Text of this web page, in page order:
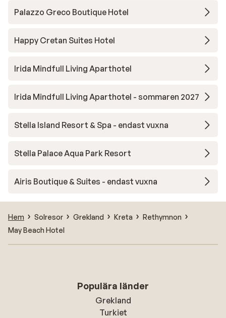
simpelthen være højere. Vi kommer ikke
her, vil jeg klart anbefale at bede om et
væk fra receptionen, så I kan få jeres
Palazzo Greco Boutique Hotel
Happy Cretan Suites Hotel
Irida Mindfull Living Aparthotel
Irida Mindfull Living Aparthotel - sommaren 2027
Stella Island Resort & Spa - endast vuxna
Stella Palace Aqua Park Resort
Airis Boutique & Suites - endast vuxna
Hem Solresor Grekland Kreta
Rethymnon
May Beach Hotel
Populära länder
Grekland
Turkiet